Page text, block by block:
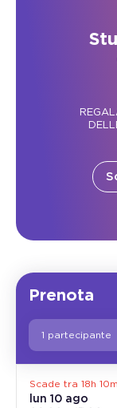
Prenota
1 partecipante
Scade tra 18h 10m
lun 10 ago